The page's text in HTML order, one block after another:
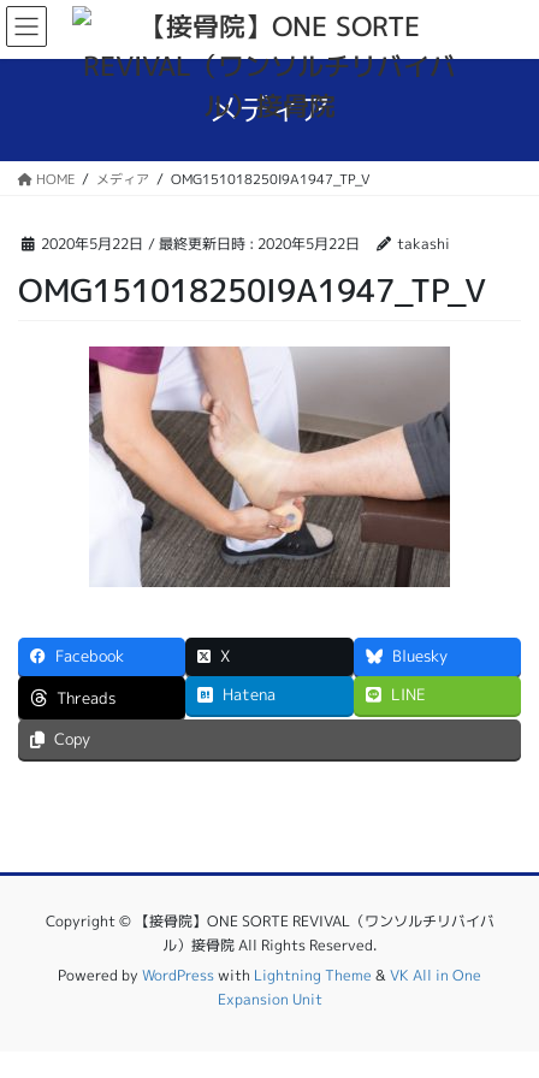
コ
ン
テ
ス
ナ
ビ
ゲ
ン
メディア
HOME メディア OMG151018250I9A1947_TP_V
2020年5月22日 / 最終更新日時 : 2020年5月22日 takashi
OMG151018250I9A1947_TP_V
Facebook X
Bluesky
Threads
Hatena LINE
Copy
Copyright © 【接骨院】ONE SORTE REVIVAL（ワンソルチリバイバ
ル）接骨院 All Rights Reserved.
Powered by WordPresswith Lightning Theme &VK All in One
Expansion Unit